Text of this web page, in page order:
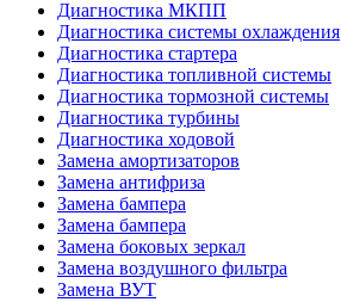
Диагностика МКПП
Диагностика системы охлаждения
Диагностика стартера
Диагностика топливной системы
Диагностика тормозной системы
Диагностика турбины
Диагностика ходовой
Замена амортизаторов
Замена антифриза
Замена бампера
Замена бампера
Замена боковых зеркал
Замена воздушного фильтра
Замена ВУТ